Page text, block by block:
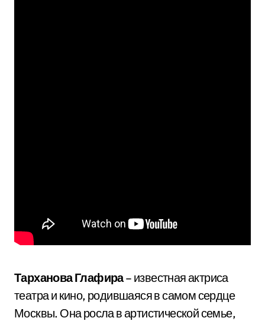
Тарханова Глафира– известная актриса
театра и кино, родившаяся в самом сердце
Москвы. Она росла в артистической семье,